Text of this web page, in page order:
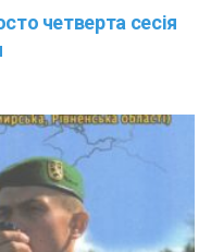
четверта сесія